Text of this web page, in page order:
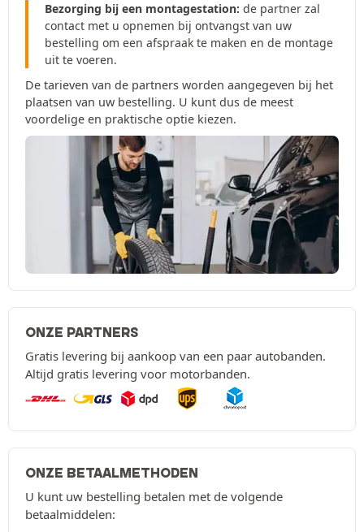
Bezorging bij een montagestation: de partner zal
contact met u opnemen bij ontvangst van uw
bestelling om een afspraak te maken en de montage
uit te voeren.
De tarieven van de partners worden aangegeven bij het
plaatsen van uw bestelling. U kunt dus de meest
voordelige en praktische optie kiezen.
ONZE PARTNERS
Gratis levering bij aankoop van een paar autobanden.
Altijd gratis levering voor motorbanden.
ONZE BETAALMETHODEN
U kunt uw bestelling betalen met de volgende
betaalmiddelen: